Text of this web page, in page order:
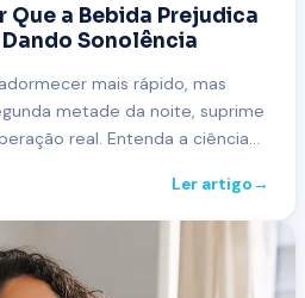
Que a Bebida Prejudica
Sonolência
mais rápido, mas
metade da noite, suprime
real. Entenda a ciência
Ler artigo→